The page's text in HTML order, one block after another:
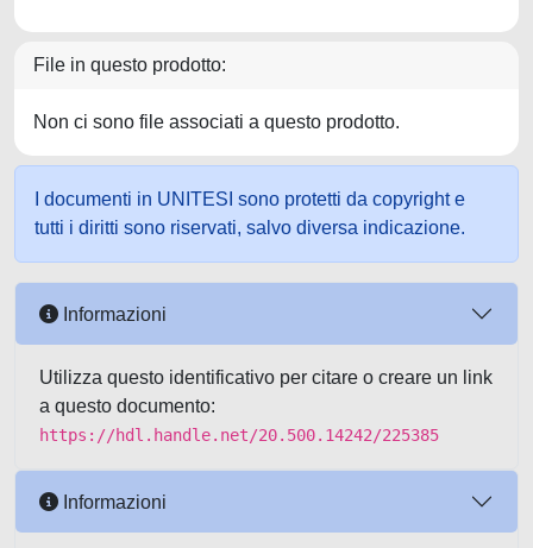
File in questo prodotto:
Non ci sono file associati a questo prodotto.
I documenti in UNITESI sono protetti da copyright e
tutti i diritti sono riservati, salvo diversa indicazione.
Informazioni
Utilizza questo identificativo per citare o creare un link
a questo documento:
https://hdl.handle.net/20.500.14242/225385
Informazioni